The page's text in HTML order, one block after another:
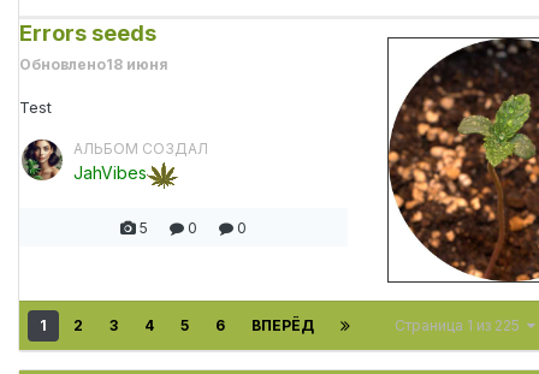
Errors seeds
Обновлено18 июня
Test
АЛЬБОМ СОЗДАЛ
JahVibes
5 0 0
1 2 3 4 5 6 ВПЕРЁД Страница 1 из 225